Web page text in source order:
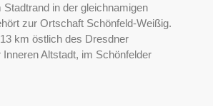
in der gleichnamigen
zur Ortschaft Schönfeld-Weißig.
km östlich des Dresdner
Altstadt, im Schönfelder